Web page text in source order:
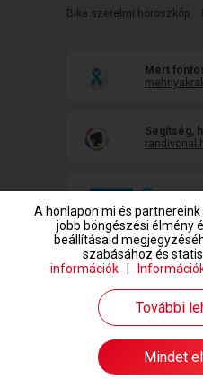
Bika szerelmi horoszkóp
Mert
Segítség,
www.randivonal.hu © Copyright
A honlapon mi és
jobb böngészési élmény
beállításaid
szabásához és
információk
További
Mindet